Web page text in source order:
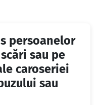
persoanelor
sau pe
caroseriei
sau